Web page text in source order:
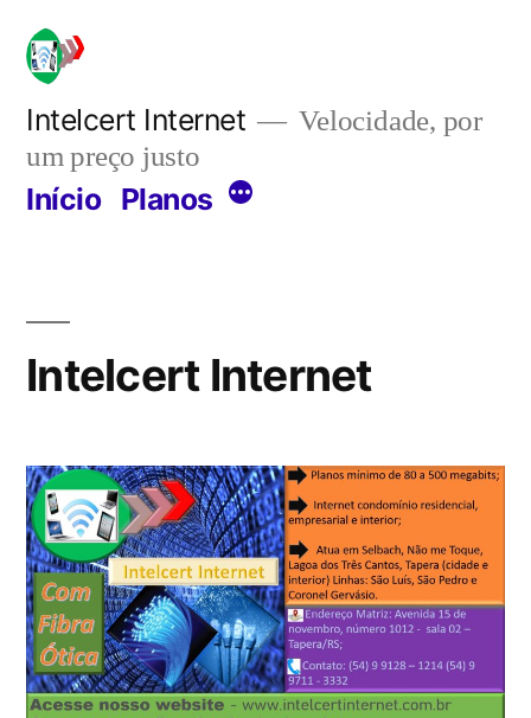
Pular
para
conteúdo
Intelcert Internet
Velocidade, por
um preço justo
Início Planos Mais
Intelcert Internet